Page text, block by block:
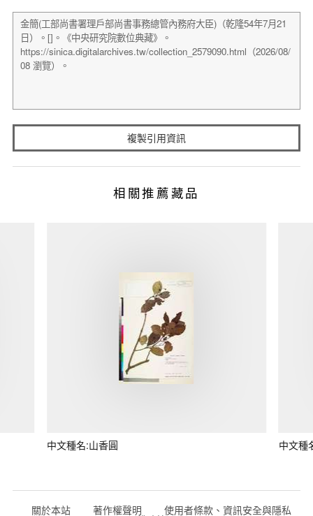
複製引用資訊
相關推薦藏品
中文種名:山香圓 中文種
關於本站 著作權聲明 使用者條款、資訊安全與隱私